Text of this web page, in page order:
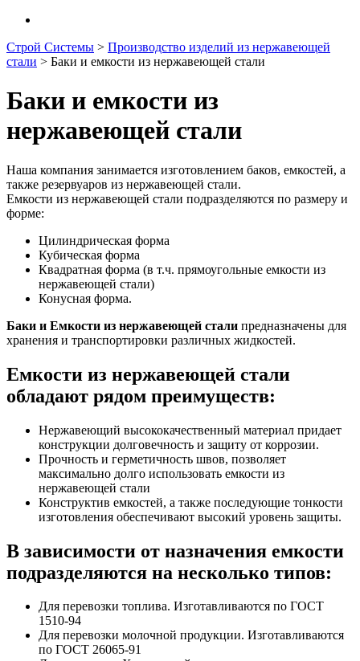
Строй Системы > Производство изделий из нержавеющей
стали > Баки и емкости из нержавеющей стали
Баки и емкости из
нержавеющей стали
Наша компания занимается изготовлением баков, емкостей, а
также резервуаров из нержавеющей стали.
Емкости из нержавеющей стали подразделяются по размеру и
форме:
Цилиндрическая форма
Кубическая форма
Квадратная форма (в т.ч. прямоугольные емкости из
нержавеющей стали)
Конусная форма.
Баки и Емкости из нержавеющей стали предназначены для
хранения и транспортировки различных жидкостей.
Емкости из нержавеющей стали
обладают рядом преимуществ:
Нержавеющий высококачественный материал придает
конструкции долговечность и защиту от коррозии.
Прочность и герметичность швов, позволяет
максимально долго использовать емкости из
нержавеющей стали
Конструктив емкостей, а также последующие тонкости
изготовления обеспечивают высокий уровень защиты.
В зависимости от назначения емкости
подразделяются на несколько типов:
Для перевозки топлива. Изготавливаются по ГОСТ
1510-94
Для перевозки молочной продукции. Изготавливаются
по ГОСТ 26065-91